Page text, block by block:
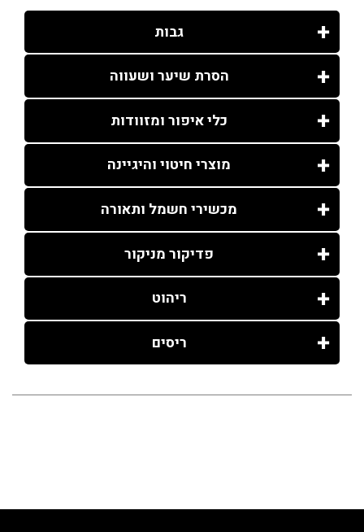
גבות
הסרת שיער ושעווה
כלי איפור ומזוודות
מוצרי חיטוי והיגיינה
מכשירי חשמל ותאורה
פדיקור מניקור
ריהוט
ריסים